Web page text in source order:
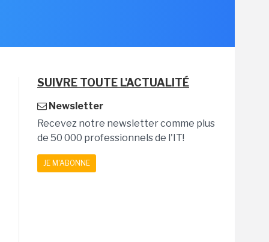
SUIVRE TOUTE L'ACTUALITÉ
Newsletter
Recevez notre newsletter comme plus
de 50 000 professionnels de l'IT!
JE M'ABONNE